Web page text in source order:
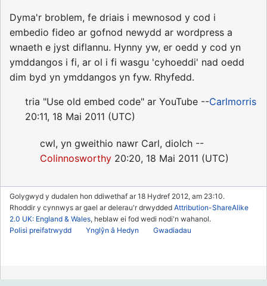
Dyma'r broblem, fe driais i mewnosod y cod i
embedio fideo ar gofnod newydd ar wordpress a
wnaeth e jyst diflannu. Hynny yw, er oedd y cod yn
ymddangos i fi, ar ol i fi wasgu 'cyhoeddi' nad oedd
dim byd yn ymddangos yn fyw. Rhyfedd.
tria "Use old embed code" ar YouTube --Carlmorris
20:11, 18 Mai 2011 (UTC)
cwl, yn gweithio nawr Carl, diolch --
Colinnosworthy 20:20, 18 Mai 2011 (UTC)
Golygwyd y dudalen hon ddiwethaf ar 18 Hydref 2012, am 23:10.
Rhoddir y cynnwys ar gael ar delerau'r drwydded Attribution-ShareAlike
2.0 UK: England & Wales, heblaw ei fod wedi nodi'n wahanol.
Polisi preifatrwydd
Ynglŷn â Hedyn Gwadiadau